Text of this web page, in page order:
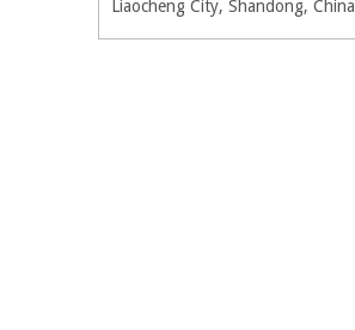
Liaocheng City, Shandong, China